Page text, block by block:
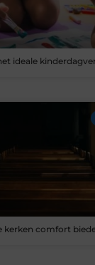
ideale
kerken comfort